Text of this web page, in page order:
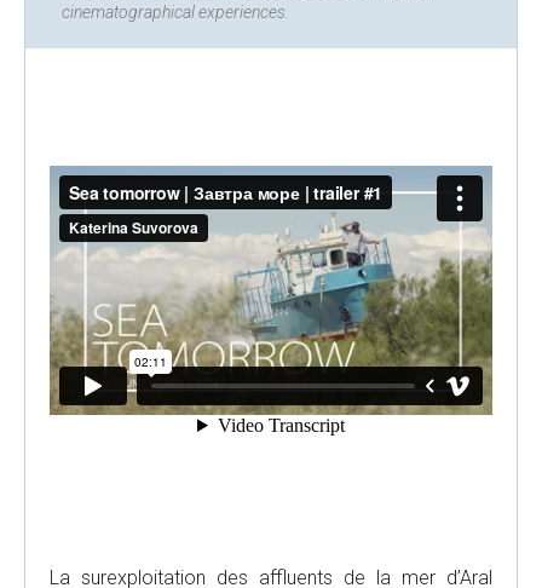
cinematographical experiences.
La surexploitation des affluents de la mer d’Aral